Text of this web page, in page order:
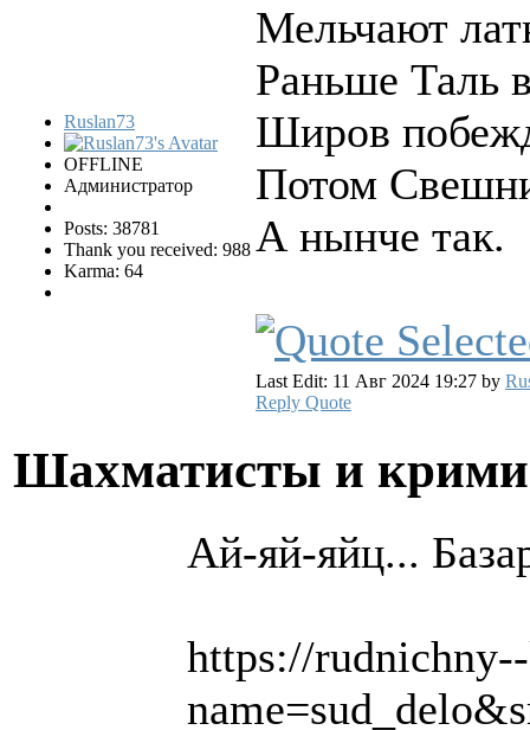
Ruslan73
OFFLINE
Администратор
Posts: 38781
Thank you received: 988
Karma: 64
Мельчают
Раньше Таль
Широв
Потом
А нынче так.
Last Edit: 11 Авг 2024 19:27 by
Reply Quote
Шахматисты и
Ай-яй-яйц...
https://